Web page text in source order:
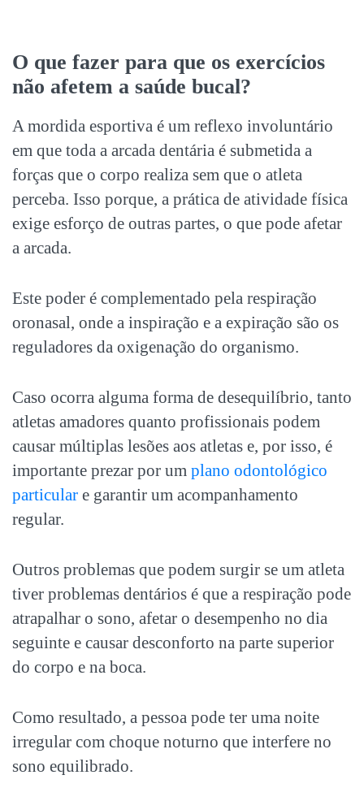
O que fazer para que os exercícios
não afetem a saúde bucal?
A mordida esportiva é um reflexo involuntário
em que toda a arcada dentária é submetida a
forças que o corpo realiza sem que o atleta
perceba. Isso porque, a prática de atividade física
exige esforço de outras partes, o que pode afetar
a arcada.
Este poder é complementado pela respiração
oronasal, onde a inspiração e a expiração são os
reguladores da oxigenação do organismo.
Caso ocorra alguma forma de desequilíbrio, tanto
atletas amadores quanto profissionais podem
causar múltiplas lesões aos atletas e, por isso, é
importante prezar por um plano odontológico
particular e garantir um acompanhamento
regular.
Outros problemas que podem surgir se um atleta
tiver problemas dentários é que a respiração pode
atrapalhar o sono, afetar o desempenho no dia
seguinte e causar desconforto na parte superior
do corpo e na boca.
Como resultado, a pessoa pode ter uma noite
irregular com choque noturno que interfere no
sono equilibrado.